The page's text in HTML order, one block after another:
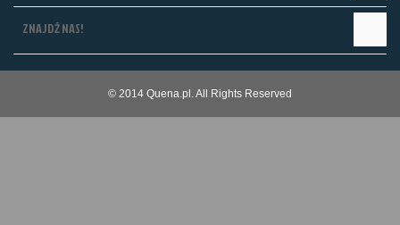
ZNAJDŹ NAS!
© 2014 Quena.pl. All Rights Reserved